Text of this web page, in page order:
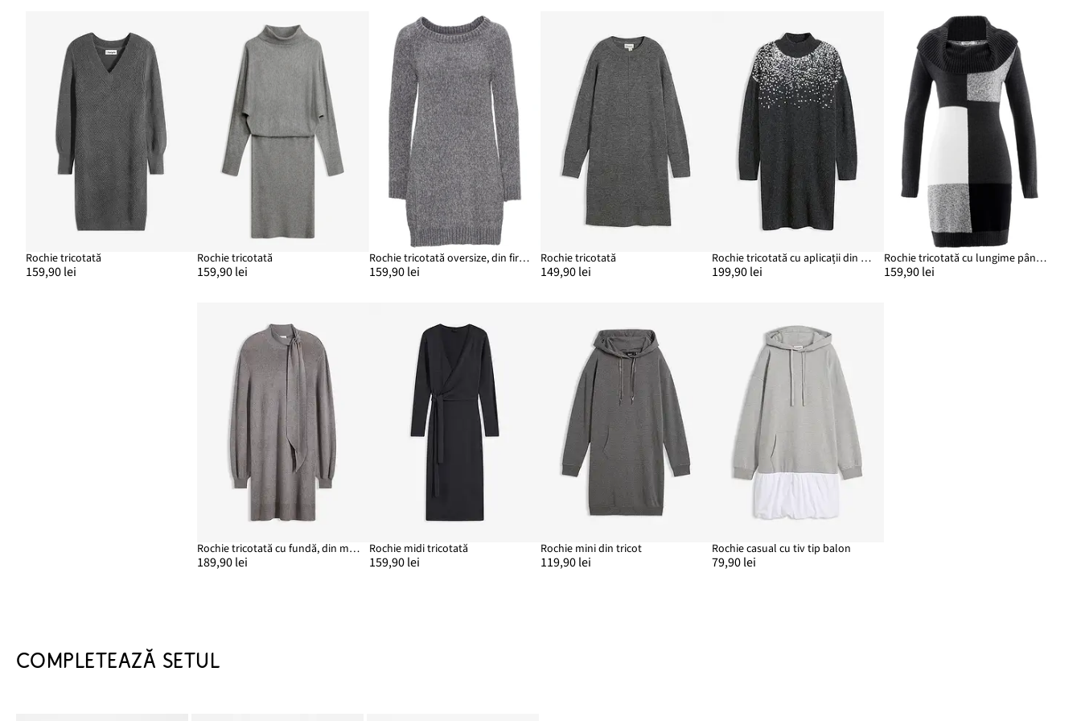
Rochie tricotată
159,90 lei
Rochie tricotată
159,90 lei
Rochie tricotată oversize, din fire chenille
159,90 lei
Rochie tricotată
149,90 lei
Rochie tricotată cu aplicații din paiete
199,90 lei
Rochie tricotată cu lungime până la genunchi
159,90 lei
Rochie tricotată cu fundă, din material moale cu viscoză
189,90 lei
Rochie midi tricotată
159,90 lei
Rochie mini din tricot
119,90 lei
Rochie casual cu tiv tip balon
79,90 lei
COMPLETEAZĂ SETUL